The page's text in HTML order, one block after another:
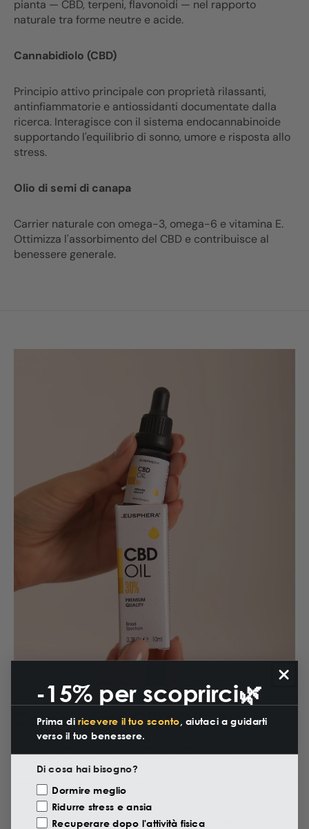
pianta — CBD, terpeni, flavonoidi — nel rapporto
naturale tra forme neutre e acide.
Cannabidiolo (CBD)
Principio attivo principale con proprietà rilassanti,
antinfiammatorie e antiossidanti documentate dalla
ricerca. Interagisce con il sistema endocannabinoide
supportando l'equilibrio di sonno, umore e risposta allo
stress.
Olio di semi di canapa
Carrier naturale con omega-3, omega-6 e vitamina E.
Ottimizza l'assorbimento del CBD e contribuisce al
benessere generale.
Come usare CBD OIL 20%
2. Applica fino a 10 gocce.
3. Per il benessere quotidiano: preferibilmente al
-15% per scoprirci🌿
Prima di ricevere il tuo sconto, aiutaci a guidarti
verso il tuo benessere.
Di cosa hai bisogno?
Motivazione Visita
Dormire meglio
Ridurre stress e ansia
Recuperare dopo l'attività fisica